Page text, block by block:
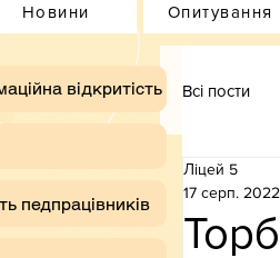
Новини Опитування
Всі пости
Ліцей 5
17 серп.
відкритість
педпрацівників